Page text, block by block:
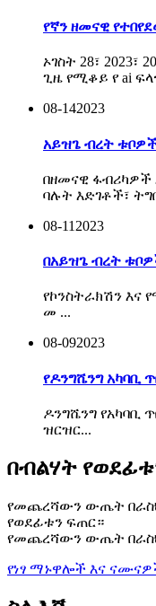
የኛን ዘመናዊ
ኦገስት 28፣
ጊዜ የሚቆይ የ ai
08-142023
አይዝጌ ብረት
በዘመናዊ ፋብሪካዎች
ባሉት እድገቶች፣
08-11 2023
በአይዝጌ ብረት
የኮንስትራክሽን
መ ...
08-092023
የዶንግሼንግ አካባቢ
ዶንግሼንግ የአካባቢ
ዝርዝር...
በብልሃት
የመጨረሻውን ውጤት በራስህ
የወደፊቱን ፍጠር።
የመጨረሻውን ውጤት በራስህ
የነፃ ማኑዋሎች እና